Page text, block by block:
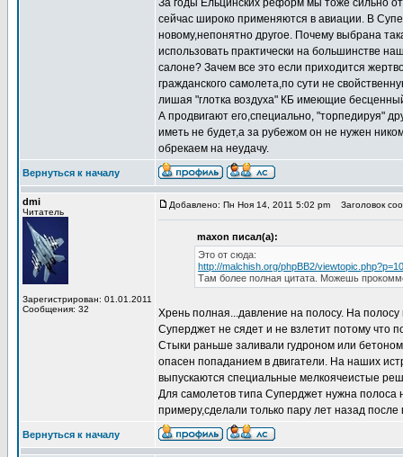
За годы Ельцинских реформ мы тоже сильно
сейчас широко применяются в авиации. В
новому,непонятно другое. Почему выбрана
использовать практически на большинстве
салоне? Зачем все это если приходится
гражданского самолета,по сути не
лишая "глотка воздуха" КБ имеющие
А продвигают его,специально, "торпедируя"
иметь не будет,а за рубежом он не нужен
обрекаем на неудачу.
Вернуться к началу
dmi
Читатель
Зарегистрирован: 01.01.2011
Сообщения: 32
Добавлено: Пн Ноя 14, 2011 5:02 pm Заголовок
maxon писал(а):
Это от сюда:
http://malchish.org/phpBB2/
Там более полная цитата. Можешь
Хрень полная...давление на полосу. На
Суперджет не сядет и не взлетит потому что
Стыки раньше заливали гудроном или
опасен попаданием в двигатели. На наших
выпускаются специальные мелкоячеистые
Для самолетов типа Суперджет нужна полоса
примеру,сделали только пару лет назад
Вернуться к началу